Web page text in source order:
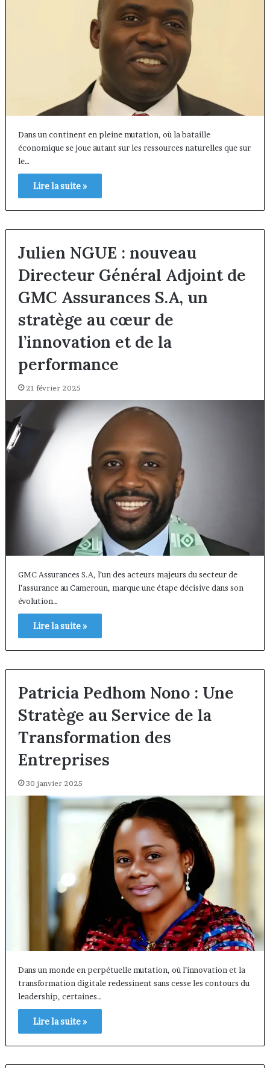
Dans un continent en pleine mutation, où la bataille
économique se joue autant sur les ressources naturelles que sur
le…
Lire la suite »
Julien NGUE : nouveau
Directeur Général Adjoint de
GMC Assurances S.A, un
stratège au cœur de
l’innovation et de la
performance
21 février 2025
GMC Assurances S.A, l’un des acteurs majeurs du secteur de
l’assurance au Cameroun, marque une étape décisive dans son
évolution…
Lire la suite »
Patricia Pedhom Nono : Une
Stratège au Service de la
Transformation des
Entreprises
30 janvier 2025
Dans un monde en perpétuelle mutation, où l’innovation et la
transformation digitale redessinent sans cesse les contours du
leadership, certaines…
Lire la suite »